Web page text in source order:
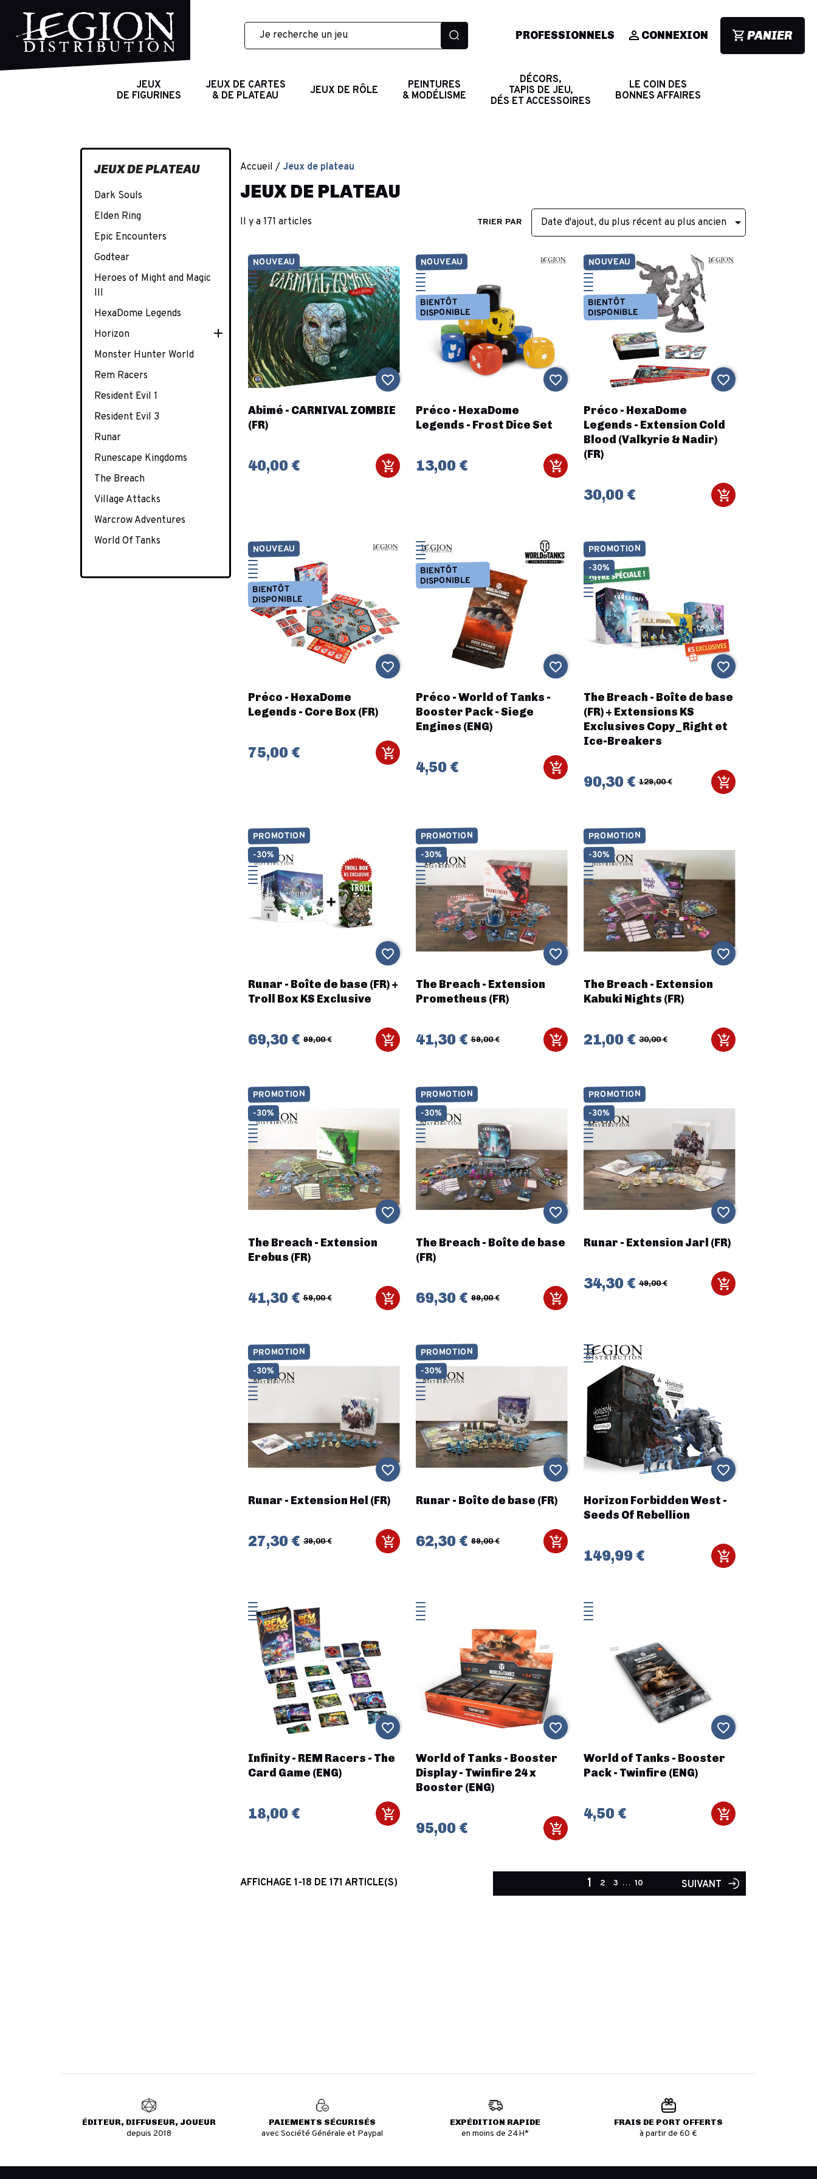
PROFESSIONNELS CONNEXION PANIER
JEUX
DE FIGURINES
JEUX DE CARTES
& DE PLATEAU
JEUX DE RÔLE
PEINTURES
& MODÉLISME
DÉCORS,
TAPIS DE JEU,
DÉS ET ACCESSOIRES
LE COIN DES
BONNES AFFAIRES
JEUX DE PLATEAU
Dark Souls
Elden Ring
Epic Encounters
Godtear
Heroes of Might and Magic
III
HexaDome Legends
Horizon

Monster Hunter World
Rem Racers
Resident Evil 1
Resident Evil 3
Runar
Runescape Kingdoms
The Breach
Village Attacks
Warcrow Adventures
World Of Tanks
Accueil Jeux de plateau
JEUX DE PLATEAU
Il y a 171 articles TRIER PAR Date d'ajout, du plus récent au plus ancien 
Abimé - CARNIVAL ZOMBIE
(FR)
40,00 €
NOUVEAU
favorite_border
Préco - HexaDome
Legends - Frost Dice Set
13,00 €
NOUVEAU
BIENTÔT
DISPONIBLE
favorite_border
Préco - HexaDome
Legends - Extension Cold
Blood (Valkyrie & Nadir)
(FR)
30,00 €
NOUVEAU
BIENTÔT
DISPONIBLE
favorite_border
Préco - HexaDome
Legends - Core Box (FR)
75,00 €
NOUVEAU
BIENTÔT
DISPONIBLE
favorite_border
Préco - World of Tanks -
Booster Pack - Siege
Engines (ENG)
4,50 €
BIENTÔT
DISPONIBLE
favorite_border
The Breach - Boîte de base
(FR) + Extensions KS
Exclusives Copy_Right et
Ice-Breakers
90,30 € 129,00 €
PROMOTION
-30%
favorite_border
Runar - Boîte de base (FR) +
Troll Box KS Exclusive
69,30 € 99,00 €
PROMOTION
-30%
favorite_border
The Breach - Extension
Prometheus (FR)
41,30 € 59,00 €
PROMOTION
-30%
favorite_border
The Breach - Extension
Kabuki Nights (FR)
21,00 € 30,00 €
PROMOTION
-30%
favorite_border
The Breach - Extension
Erebus (FR)
41,30 € 59,00 €
PROMOTION
-30%
favorite_border
The Breach - Boîte de base
(FR)
69,30 € 99,00 €
PROMOTION
-30%
favorite_border
Runar - Extension Jarl (FR)
34,30 € 49,00 €
PROMOTION
-30%
favorite_border
Runar - Extension Hel (FR)
27,30 € 39,00 €
PROMOTION
-30%
favorite_border
Runar - Boîte de base (FR)
62,30 € 89,00 €
PROMOTION
-30%
favorite_border
Horizon Forbidden West -
Seeds Of Rebellion
149,99 €
favorite_border
Infinity - REM Racers - The
Card Game (ENG)
18,00 €
favorite_border
World of Tanks - Booster
Display - Twinfire 24 x
Booster (ENG)
95,00 €
favorite_border
World of Tanks - Booster
Pack - Twinfire (ENG)
4,50 €
favorite_border
AFFICHAGE 1-18 DE 171 ARTICLE(S) 1 2 3 … 10 SUIVANT
ÉDITEUR, DIFFUSEUR, JOUEUR
depuis 2018
PAIEMENTS SÉCURISÉS
avec Société Générale et Paypal
EXPÉDITION RAPIDE
en moins de 24H*
FRAIS DE PORT OFFERTS
à partir de 60 €